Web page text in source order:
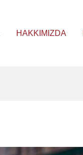
HAKKIMIZDA